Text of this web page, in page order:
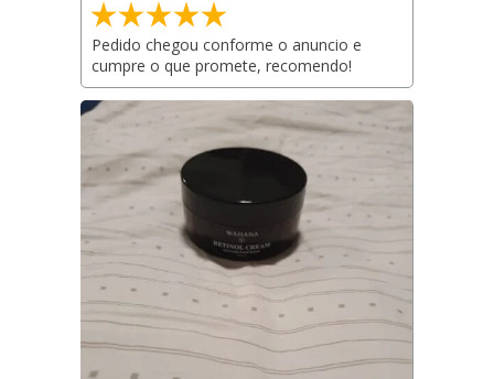
Pedido chegou conforme o anuncio e
cumpre o que promete, recomendo!